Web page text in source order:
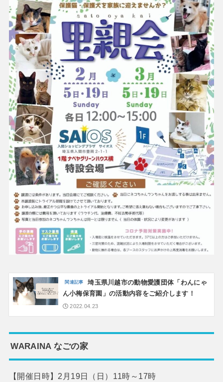
埼玉県川越市の動物愛護団体「わんにゃ
ん小梅保育園」の活動内容をご紹介します！
2022.04.23
WARAINA なごの家
【開催日時】2月19日（日）11時～17時